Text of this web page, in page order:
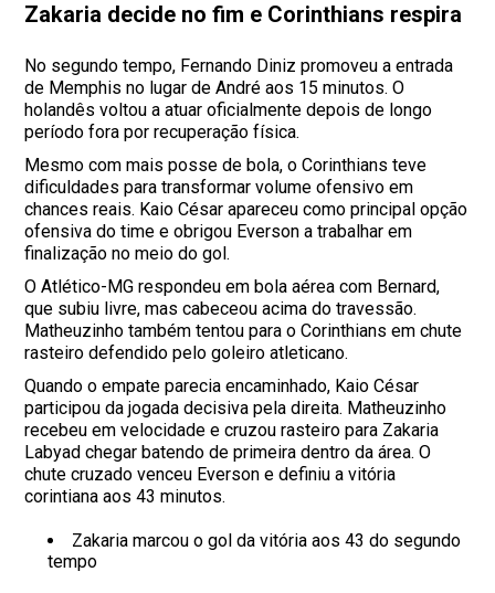
Zakaria decide no fim e Corinthians respira
No segundo tempo, Fernando Diniz promoveu a entrada
de Memphis no lugar de André aos 15 minutos. O
holandês voltou a atuar oficialmente depois de longo
período fora por recuperação física.
Mesmo com mais posse de bola, o Corinthians teve
dificuldades para transformar volume ofensivo em
chances reais. Kaio César apareceu como principal opção
ofensiva do time e obrigou Everson a trabalhar em
finalização no meio do gol.
O Atlético-MG respondeu em bola aérea com Bernard,
que subiu livre, mas cabeceou acima do travessão.
Matheuzinho também tentou para o Corinthians em chute
rasteiro defendido pelo goleiro atleticano.
Quando o empate parecia encaminhado, Kaio César
participou da jogada decisiva pela direita. Matheuzinho
recebeu em velocidade e cruzou rasteiro para Zakaria
Labyad chegar batendo de primeira dentro da área. O
chute cruzado venceu Everson e definiu a vitória
corintiana aos 43 minutos.
Zakaria marcou o gol da vitória aos 43 do segundo
tempo